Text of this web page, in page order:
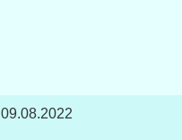
09.08.2022